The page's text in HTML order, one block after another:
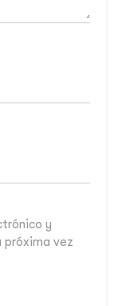
y
próxima vez